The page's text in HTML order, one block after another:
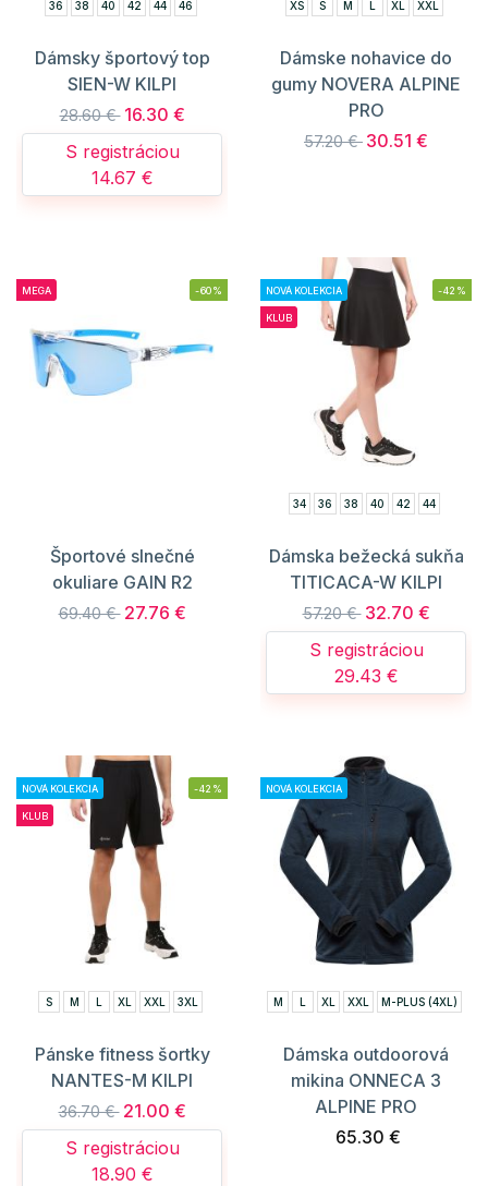
36 38 40 42 44 46
Dámsky športový top
SIEN-W KILPI
28.60 € 16.30 €
S registráciou
14.67 €
XS S M L XL XXL
Dámske nohavice do
gumy NOVERA ALPINE
PRO
57.20 € 30.51 €
MEGA -60%
Športové slnečné
okuliare GAIN R2
69.40 € 27.76 €
NOVÁ KOLEKCIA
KLUB
-42%
34 36 38 40 42 44
Dámska bežecká sukňa
TITICACA-W KILPI
57.20 € 32.70 €
S registráciou
29.43 €
NOVÁ KOLEKCIA
KLUB
-42%
S M L XL XXL 3XL
Pánske fitness šortky
NANTES-M KILPI
36.70 € 21.00 €
S registráciou
18.90 €
NOVÁ KOLEKCIA
M L XL XXL M-PLUS (4XL)
Dámska outdoorová
mikina ONNECA 3
ALPINE PRO
65.30 €